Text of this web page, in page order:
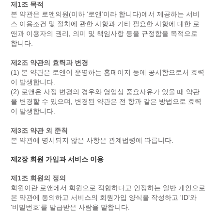
제1조 목적
본 약관은 로앤의원(이하 ‘로앤’이라 합니다)에서 제공하는 서비
스 이용조건 및 절차에 관한 사항과 기타 필요한 사항에 대한 로
앤과 이용자의 권리, 의미 및 책임사항 등을 규정함을 목적으로
합니다.
제2조 약관의 효력과 변경
(1) 본 약관은 로앤이 운영하는 홈페이지 등에 공시함으로서 효력
이 발생합니다.
(2) 로앤은 사정 변경의 경우와 영업상 중요사유가 있을 때 약관
을 변경할 수 있으며, 변경된 약관은 전 항과 같은 방법으로 효력
이 발생합니다.
제3조 약관 외 준칙
본 약관에 명시되지 않은 사항은 관계법령에 따릅니다.
제2장 회원 가입과 서비스 이용
제1조 회원의 정의
회원이란 로앤에서 회원으로 적합하다고 인정하는 일반 개인으로
본 약관에 동의하고 서비스의 회원가입 양식을 작성하고 'ID'와
'비밀번호'를 발급받은 사람을 말합니다.